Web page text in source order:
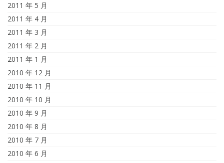
2011 年 5 月
2011 年 4 月
2011 年 3 月
2011 年 2 月
2011 年 1 月
2010 年 12 月
2010 年 11 月
2010 年 10 月
2010 年 9 月
2010 年 8 月
2010 年 7 月
2010 年 6 月